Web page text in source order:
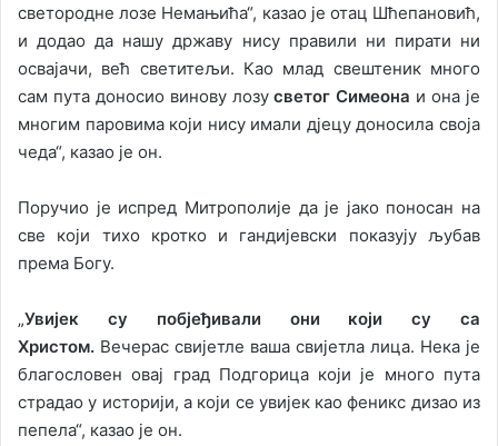
светородне лозе Немањића“, казао је отац Шћепановић,
и додао да нашу државу нису правили ни пирати ни
освајачи, већ светитељи. Као млад свештеник много
сам пута доносио винову лозусветог Симеона и она је
многим паровима који нису имали дјецу доносила своја
чеда“, казао је он.
Поручио је испред Митрополије да је јако поносан на
све који тихо кротко и гандијевски показују љубав
према Богу.
„Увијек су побјеђивали они који су са
Христом. Вечерас свијетле ваша свијетла лица. Нека је
благословен овај град Подгорица који је много пута
страдао у историји, а који се увијек као феникс дизао из
пепела“, казао је он.